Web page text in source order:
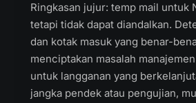
Ringkasan jujur: temp mail untuk
tetapi tidak dapat diandalkan.
dan kotak masuk yang benar-
menciptakan masalah
untuk langganan yang
jangka pendek atau pengujian,